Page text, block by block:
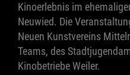
Kinoerlebnis im
Neuwied. Die
Neuen Kunstvereins
Teams, des
Kinobetriebe Weiler.